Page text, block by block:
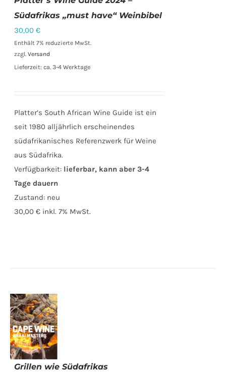
Südafrikas „must have“ Weinbibel
30,00€
Enthält 7% reduzierte MwSt.
zzgl.Versand
Lieferzeit: ca. 3-4 Werktage
Platter’s South African Wine Guide ist ein
seit 1980 alljährlich erscheinendes
südafrikanisches Referenzwerk für Weine
aus Südafrika.
Verfügbarkeit: lieferbar, kann aber 3-4
Tage dauern
Zustand: neu
30,00 € inkl. 7% MwSt.
Grillen wie Südafrikas